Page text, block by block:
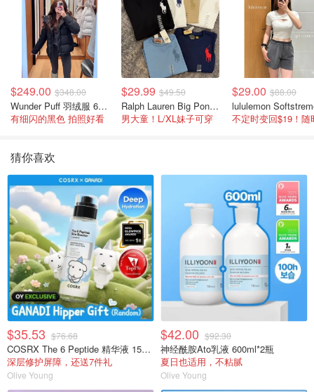
$249.00 $348.00
Wunder Puff 羽绒服 600蓬松度
有细闪的黑色 拍照好看
$29.99 $49.50
Ralph Lauren Big Pony 棉质短袖T恤
男大童！L/XL妹子可穿
$29.00 $88.00
猜你喜欢
$35.53 $76.68
COSRX The 6 Peptide 精华液 150ml 双瓶装
深层修护屏障，还送7件礼
Olive Young
$42.00 $92.30
神经酰胺Ato乳液 600ml*2瓶
夏日也适用，不粘腻
Olive Young